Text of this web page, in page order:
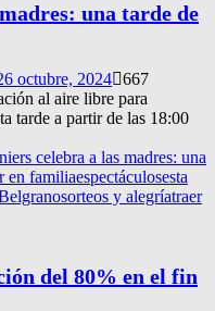
una tarde de
octubre, 2024 667
al aire libre para
tarde a partir de las 18:00
celebra a las madres: una
en familiaespectáculosesta
sorteos y alegríatraer
del 80% en el fin